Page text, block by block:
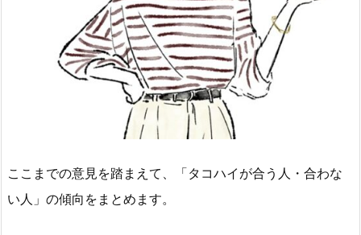
ここまでの意見を踏まえて、「タコハイが合う人・合わな
い人」の傾向をまとめます。